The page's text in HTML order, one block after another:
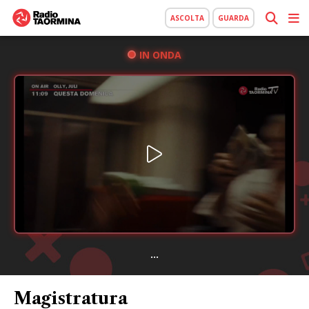
ASCOLTA GUARDA
IN ONDA
...
Magistratura